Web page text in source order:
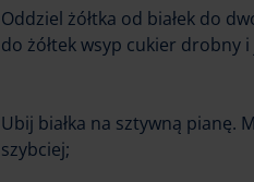
Oddziel żółtka od białek do
do żółtek wsyp cukier drobny
Ubij białka na sztywną pianę.
szybciej;